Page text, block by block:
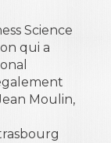
Science
qui a
Moulin,